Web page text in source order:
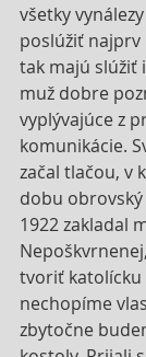
všetky
poslúžiť najprv
tak majú slúžiť
muž dobre
vyplývajúce z
komunikácie.
začal tlačou, v
dobu
1922 zakladal
tvoriť katolícku
nechopíme
zbytočne